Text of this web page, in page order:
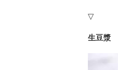
▽
生豆漿